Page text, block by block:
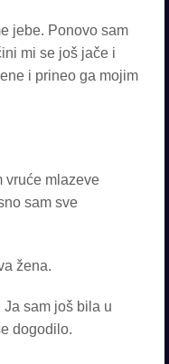
jebe. Ponovo sam
mi se još jače i
i prineo ga mojim
vruće mlazeve
sam sve
žena.
sam još bila u
dogodilo.